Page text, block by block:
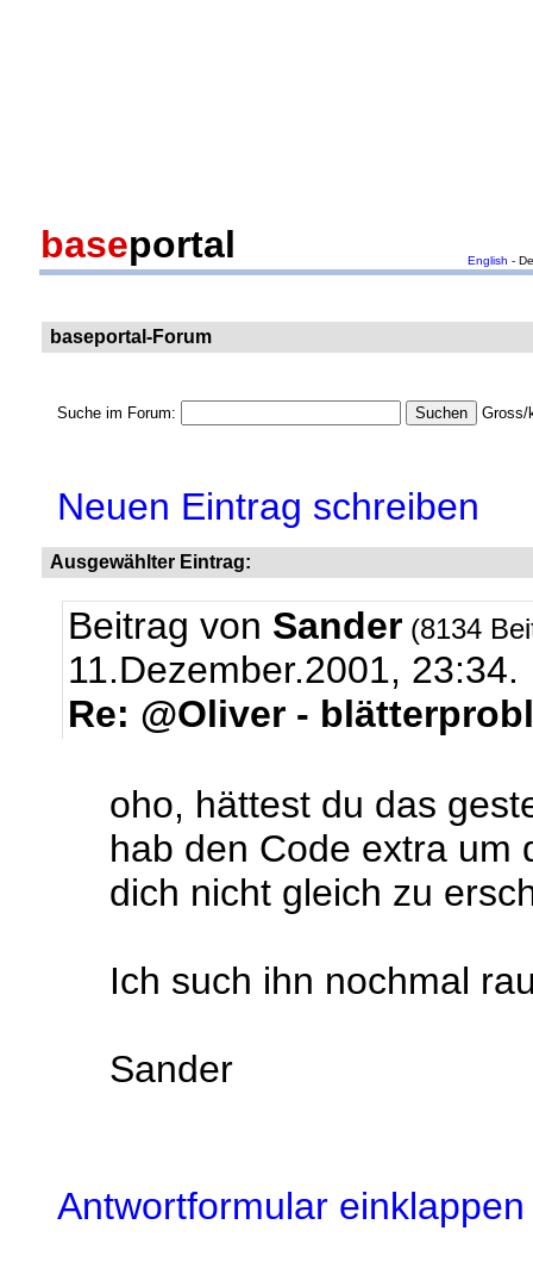
baseportal English -
baseportal-Forum
Suche im Forum: Gross/
Neuen Eintrag schreiben
Ausgewählter Eintrag:
Beitrag von Sander (8134
11.Dezember.2001, 23:34.
Re: @Oliver -
oho, hättest du das
hab den Code extra um
dich nicht gleich zu
Ich such ihn nochmal
Sander
Antwortformular einklappen